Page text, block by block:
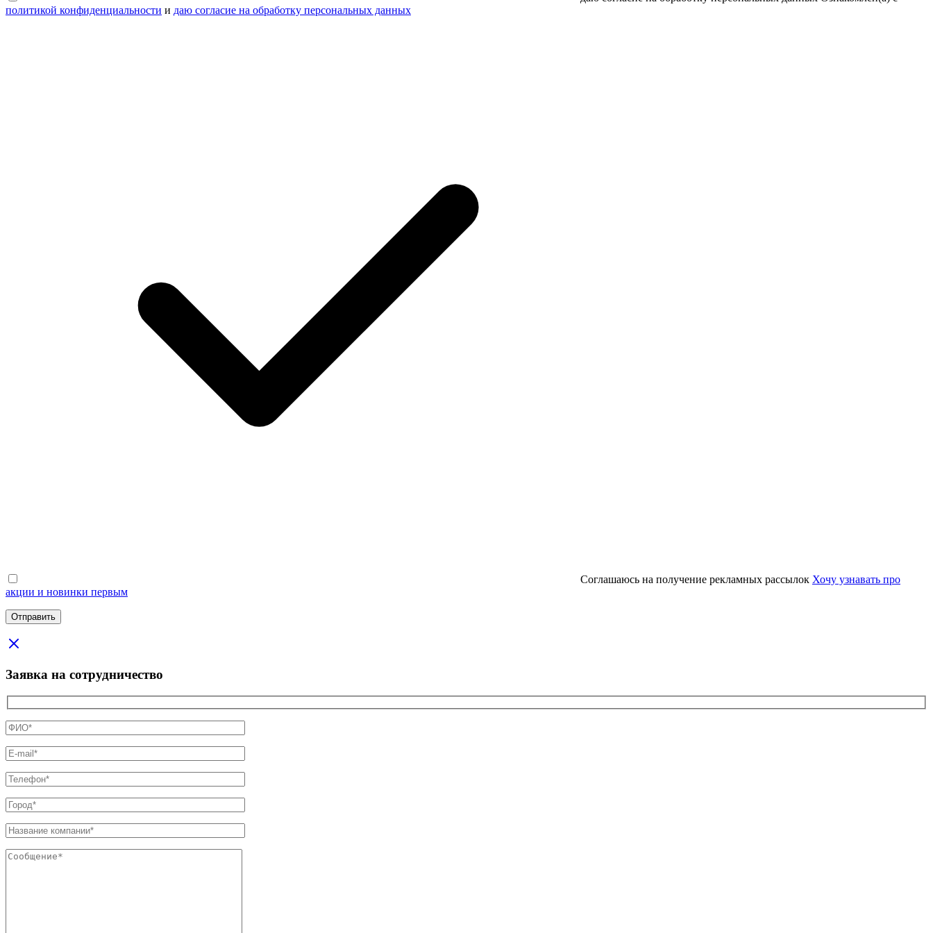
политикой конфиденциальности и даю согласие на обработку персональных данных
Соглашаюсь на получение рекламных рассылок Хочу узнавать про
акции и новинки первым
Заявка на сотрудничество